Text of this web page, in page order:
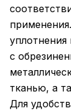
уплотнения
с
тканью, а
Для